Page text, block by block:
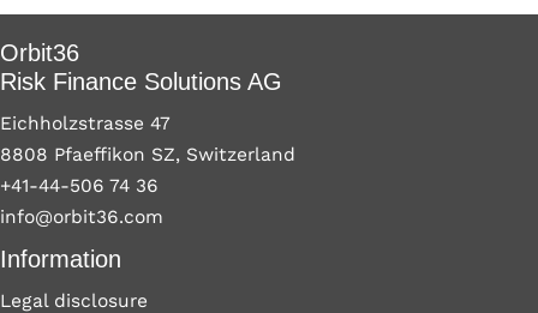
Orbit36
Risk Finance Solutions AG
Eichholzstrasse 47
8808 Pfaeffikon SZ, Switzerland
+41-44-506 74 36
info@orbit36.com
Information
Legal disclosure